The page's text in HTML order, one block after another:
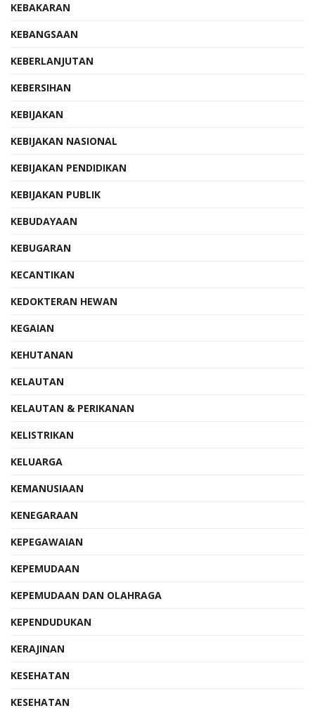
KEBAKARAN
KEBANGSAAN
KEBERLANJUTAN
KEBERSIHAN
KEBIJAKAN
KEBIJAKAN NASIONAL
KEBIJAKAN PENDIDIKAN
KEBIJAKAN PUBLIK
KEBUDAYAAN
KEBUGARAN
KECANTIKAN
KEDOKTERAN HEWAN
KEGAIAN
KEHUTANAN
KELAUTAN
KELAUTAN & PERIKANAN
KELISTRIKAN
KELUARGA
KEMANUSIAAN
KENEGARAAN
KEPEGAWAIAN
KEPEMUDAAN
KEPEMUDAAN DAN OLAHRAGA
KEPENDUDUKAN
KERAJINAN
KESEHATAN
KESEHATAN